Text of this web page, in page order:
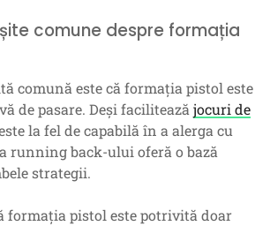
comune despre formația
comună este că formația pistol este
de pasare. Deși faciliteazăjocuri de
la fel de capabilă în a alerga cu
running back-ului oferă o bază
strategii.
formația pistol este potrivită doar